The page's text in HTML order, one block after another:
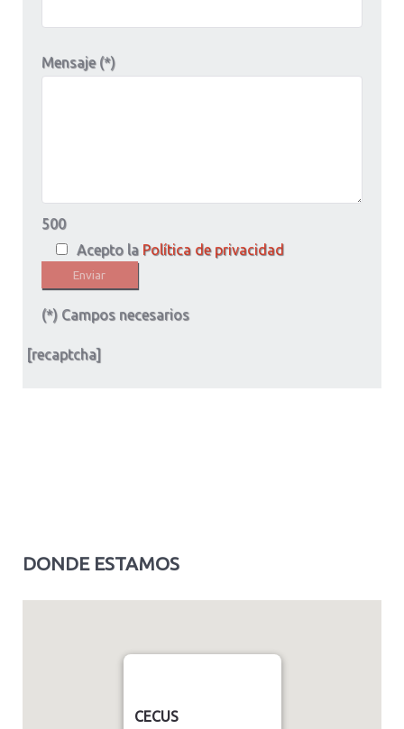
Mensaje (*)
500
Acepto la Política de privacidad
(*) Campos necesarios
[recaptcha]
DONDE ESTAMOS
CECUS